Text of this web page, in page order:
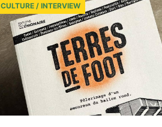
CULTURE / INTERVIEW